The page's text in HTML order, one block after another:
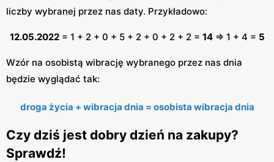
liczby wybranej przez nas daty. Przykładowo:
12.05.2022= 1 + 2 + 0 + 5 + 2 + 0 + 2 + 2 = 14⇒ 1 + 4 = 5
Wzór na osobistą wibrację wybranego przez nas dnia
będzie wyglądać tak:
droga życia + wibracja dnia = osobista wibracja dnia
Czy dziś jest dobry dzień na zakupy?
Sprawdź!